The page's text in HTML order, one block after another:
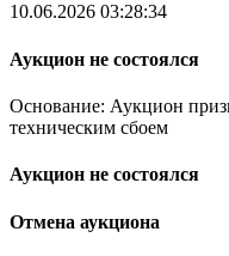
10.06.2026 03:28:34
Аукцион не состоялся
Основание: Аукцион
техническим сбоем
Аукцион не состоялся
Отмена аукциона